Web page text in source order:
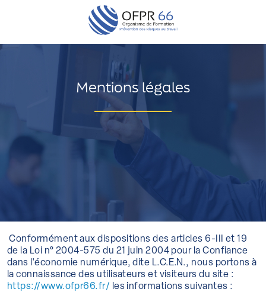
Mentions légales
Conformément aux dispositions des articles 6-III et 19
de la Loi n° 2004-575 du 21 juin 2004 pour la Confiance
dans l'économie numérique, dite L.C.E.N., nous portons à
la connaissance des utilisateurs et visiteurs du site :
https://www.ofpr66.fr/ les informations suivantes :